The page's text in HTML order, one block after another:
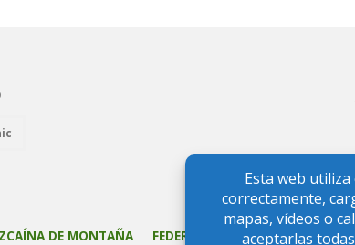
DE MONTAÑA FEDERACIÓN VASCA DE MONTAÑA